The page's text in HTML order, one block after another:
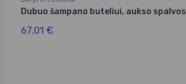
Dubuo šampano buteliui, aukso spalvos
67,01 €